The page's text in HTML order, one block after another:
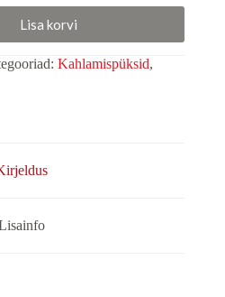
Lisa korvi
Kahlamispüksid,